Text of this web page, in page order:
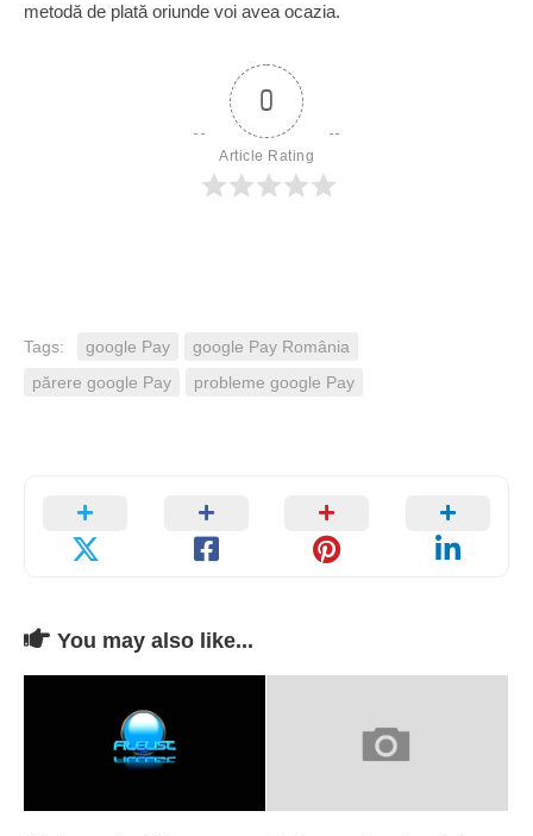
metodă de plată oriunde voi avea ocazia.
0
Article Rating
Tags: google Pay
google Pay România
părere google Pay
probleme google Pay
You may also like...